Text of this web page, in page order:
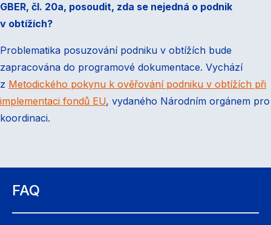
FAQ
GBER, čl. 20a, posoudit, zda se nejedná o podnik
v obtížích?
Problematika posuzování podniku v obtížích bude
zapracována do programové dokumentace. Vychází
z Metodického pokynu k ověřování podniku v obtížích při
implementaci fondů EU, vydaného Národním orgánem pro
koordinaci.